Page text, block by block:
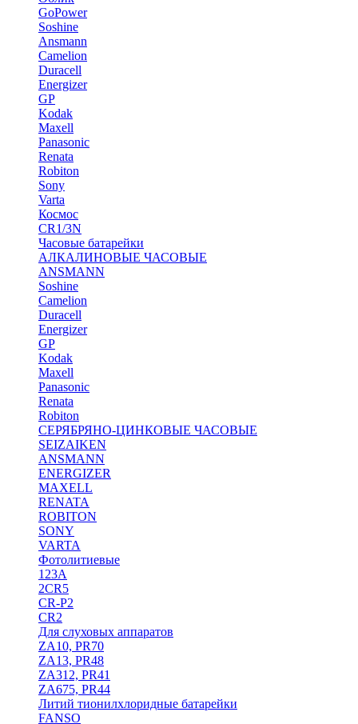
GoPower
Soshine
Ansmann
Camelion
Duracell
Energizer
GP
Kodak
Maxell
Panasonic
Renata
Robiton
Sony
Varta
Космос
CR1/3N
Часовые батарейки
АЛКАЛИНОВЫЕ ЧАСОВЫЕ
ANSMANN
Soshine
Camelion
Duracell
Energizer
GP
Kodak
Maxell
Panasonic
Renata
Robiton
СЕРЯБРЯНО-ЦИНКОВЫЕ ЧАСОВЫЕ
SEIZAIKEN
ANSMANN
ENERGIZER
MAXELL
RENATA
ROBITON
SONY
VARTA
Фотолитиевые
123A
2CR5
CR-P2
CR2
Для слуховых аппаратов
ZA10, PR70
ZA13, PR48
ZA312, PR41
ZA675, PR44
Литий тионилхлоридные батарейки
FANSO